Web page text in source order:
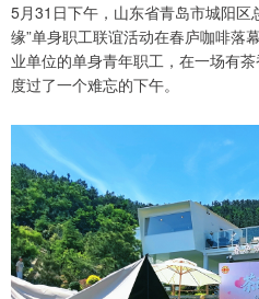
5月31日下午，山东省青岛市城阳区
缘”单身职工联谊活动在春庐咖啡落
业单位的单身青年职工，在一场有
度过了一个难忘的下午。